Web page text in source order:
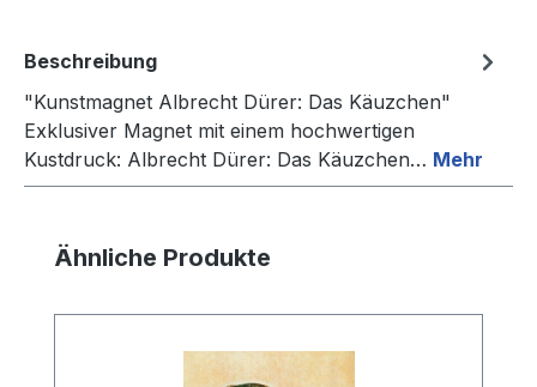
Beschreibung
"Kunstmagnet Albrecht Dürer: Das Käuzchen"
Exklusiver Magnet mit einem hochwertigen
Kustdruck: Albrecht Dürer: Das Käuzchen… Mehr
Produktgalerie überspringen
Ähnliche Produkte